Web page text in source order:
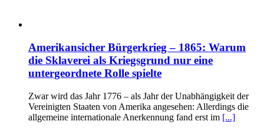
Amerikansicher Bürgerkrieg – 1865: Warum
die Sklaverei als Kriegsgrund nur eine
untergeordnete Rolle spielte
Zwar wird das Jahr 1776 – als Jahr der Unabhängigkeit der
Vereinigten Staaten von Amerika angesehen: Allerdings die
allgemeine internationale Anerkennung fand erst im [...]